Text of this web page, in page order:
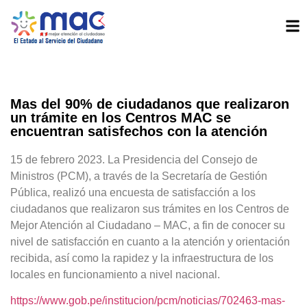
Mas del 90% de ciudadanos que realizaron
un trámite en los Centros MAC se
encuentran satisfechos con la atención
15 de febrero 2023. La Presidencia del Consejo de
Ministros (PCM), a través de la Secretaría de Gestión
Pública, realizó una encuesta de satisfacción a los
ciudadanos que realizaron sus trámites en los Centros de
Mejor Atención al Ciudadano – MAC, a fin de conocer su
nivel de satisfacción en cuanto a la atención y orientación
recibida, así como la rapidez y la infraestructura de los
locales en funcionamiento a nivel nacional.
https://www.gob.pe/institucion/pcm/noticias/702463-mas-